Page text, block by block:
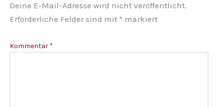
Deine E-Mail-Adresse wird nicht veröffentlicht.
Erforderliche Felder sind mit * markiert
Kommentar *